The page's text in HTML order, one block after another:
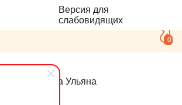
Версия для
слабовидящих
0
Корнеева Ульяна